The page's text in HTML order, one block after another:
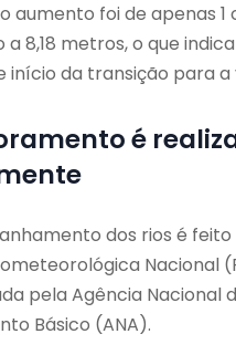
aumento foi de apenas
a 8,18 metros, o que
início da transição para a
é
dos rios é
Nacional
pela Agência Nacional
Básico (ANA).